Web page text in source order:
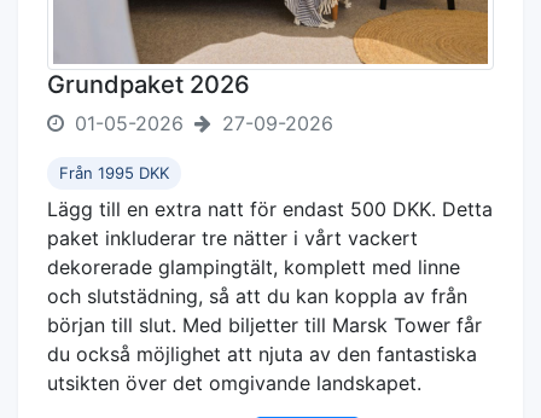
Grundpaket 2026
01-05-2026 27-09-2026
Från 1995 DKK
Lägg till en extra natt för endast 500 DKK. Detta
paket inkluderar tre nätter i vårt vackert
dekorerade glampingtält, komplett med linne
och slutstädning, så att du kan koppla av från
början till slut. Med biljetter till Marsk Tower får
du också möjlighet att njuta av den fantastiska
utsikten över det omgivande landskapet.